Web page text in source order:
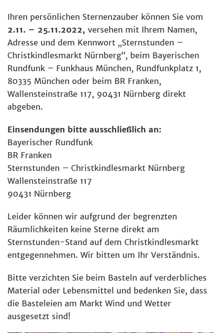
Ihren persönlichen Sternenzauber können Sie vom
2.11. – 25.11.2022, versehen mit Ihrem Namen,
Adresse und dem Kennwort „Sternstunden –
Christkindlesmarkt Nürnberg“, beim Bayerischen
Rundfunk – Funkhaus München, Rundfunkplatz 1,
80335 München oder beim BR Franken,
Wallensteinstraße 117, 90431 Nürnberg direkt
abgeben.
Einsendungen bitte ausschließlich an:
Bayerischer Rundfunk
BR Franken
Sternstunden – Christkindlesmarkt Nürnberg
Wallensteinstraße 117
90431 Nürnberg
Leider können wir aufgrund der begrenzten
Räumlichkeiten keine Sterne direkt am
Sternstunden-Stand auf dem Christkindlesmarkt
entgegennehmen. Wir bitten um Ihr Verständnis.
Bitte verzichten Sie beim Basteln auf verderbliches
Material oder Lebensmittel und bedenken Sie, dass
die Basteleien am Markt Wind und Wetter
ausgesetzt sind!